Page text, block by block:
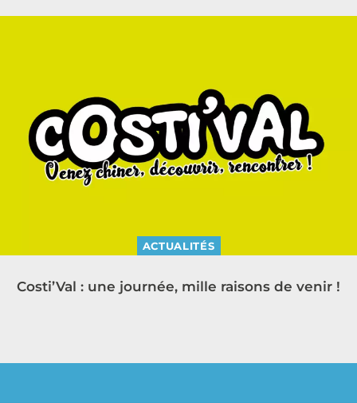
ACTUALITÉS
Costi’Val : une journée, mille raisons de venir !